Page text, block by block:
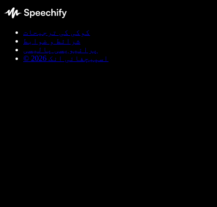
کوکی کی ترجیحات
شرائط و ضوابط
پرائیویسی پالیسی
© اسپیچفائی انک 2026